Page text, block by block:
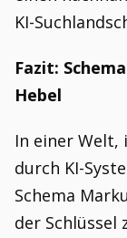
KI-
Fazit:
Hebel
In einer Welt,
durch KI-
Schema
der